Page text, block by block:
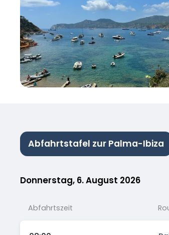
Abfahrtstafel zur Palma-Ibiza
Donnerstag, 6. August 2026
Abfahrtszeit